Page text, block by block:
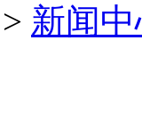
> 新闻